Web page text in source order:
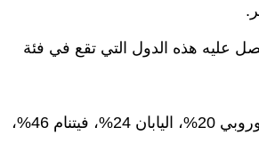
تفرض رسومًا تصل إلى حوالي 60% مما تحصل عليه هذه الدول التي تقع في فئة
الصين 34% (مع الرسوم السابقة تصبح 54%)، الهند 26%، الاتحاد الأوروبي 20%، اليابان 24%، فيتنام 46%،